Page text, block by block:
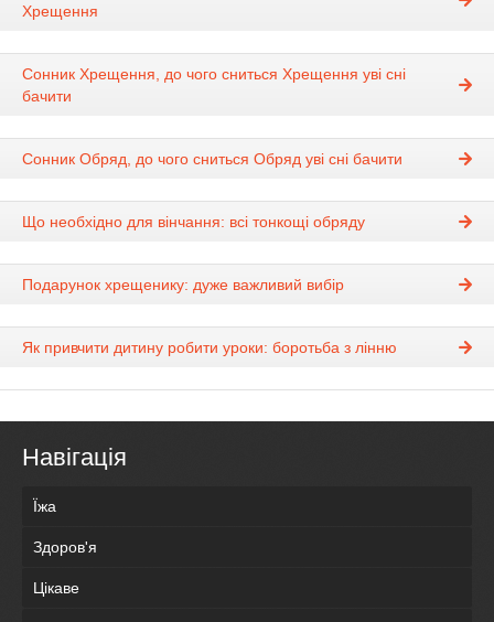
Хрещення
Сонник Хрещення, до чого сниться Хрещення уві сні
бачити
Сонник Обряд, до чого сниться Обряд уві сні бачити
Що необхідно для вінчання: всі тонкощі обряду
Подарунок хрещенику: дуже важливий вибір
Як привчити дитину робити уроки: боротьба з лінню
Навігація
Їжа
Здоров'я
Цікаве